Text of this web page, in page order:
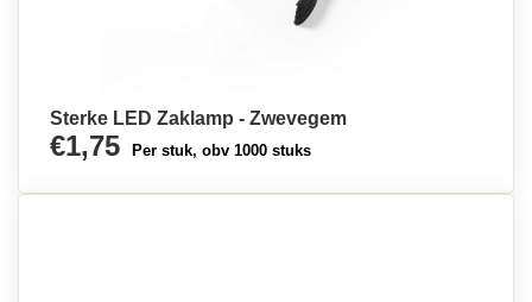
Sterke LED Zaklamp - Zwevegem
€1,75 Per stuk, obv 1000 stuks